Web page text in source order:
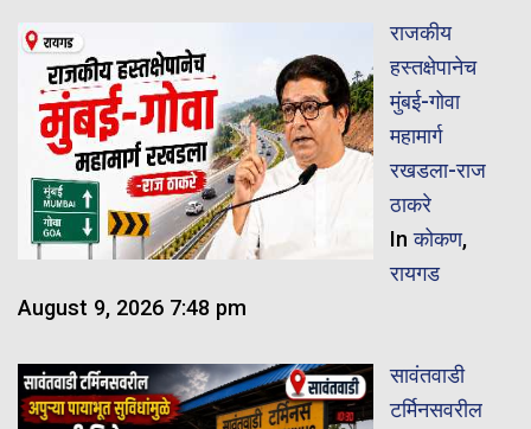
राजकीय
हस्तक्षेपानेच
मुंबई-गोवा
महामार्ग
रखडला-राज
ठाकरे
Inकोकण,
रायगड
August 9, 2026 7:48 pm
सावंतवाडी
टर्मिनसवरील